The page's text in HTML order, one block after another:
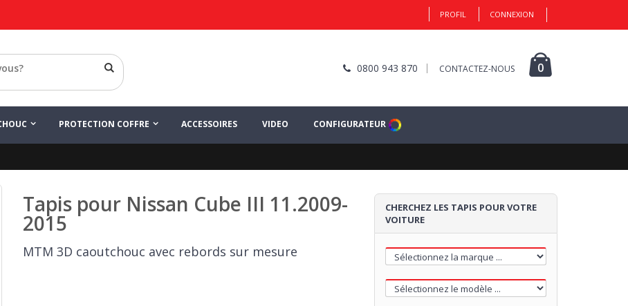
PROFIL CONNEXION
0800 943 870 CONTACTEZ-NOUS 0
PROTECTION COFFRE ACCESSOIRES VIDEO CONFIGURATEUR
Tapis pour Nissan Cube III 11.2009-
2015
MTM 3D caoutchouc avec rebords sur mesure
CHERCHEZ LES TAPIS POUR VOTRE
VOITURE